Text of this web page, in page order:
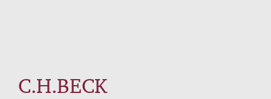
C.H.BECK